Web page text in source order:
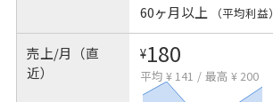
60ヶ月以上 （平均利益）
売上/月（直
近）
¥180
平均 ¥ 141 / 最高 ¥ 200